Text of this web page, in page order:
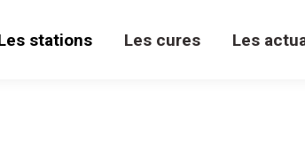
stations Les cures Les